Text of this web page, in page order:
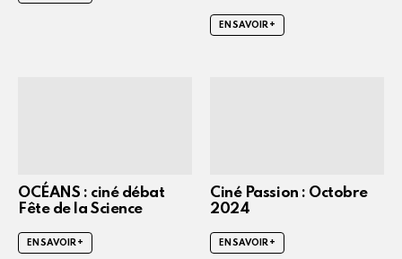
EN SAVOIR +
OCÉANS : ciné débat
Fête de la Science
EN SAVOIR +
Ciné Passion : Octobre
2024
EN SAVOIR +